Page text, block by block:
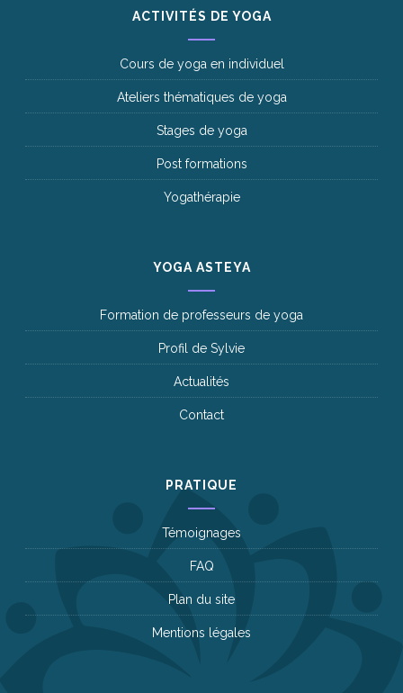
ACTIVITÉS DE YOGA
Cours de yoga en individuel
Ateliers thématiques de yoga
Stages de yoga
Post formations
Yogathérapie
YOGA ASTEYA
Formation de professeurs de yoga
Profil de Sylvie
Actualités
Contact
PRATIQUE
Témoignages
FAQ
Plan du site
Mentions légales